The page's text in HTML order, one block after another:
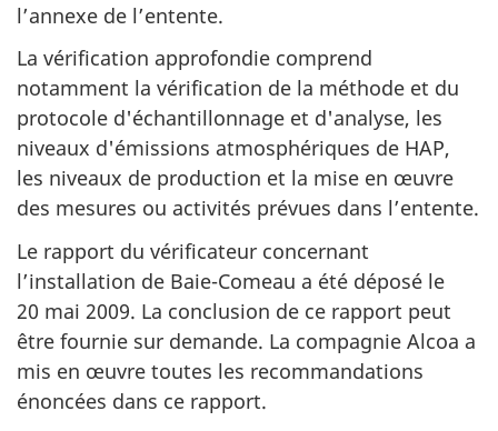
l’annexe de l’entente.
La vérification approfondie comprend
notamment la vérification de la méthode et du
protocole d'échantillonnage et d'analyse, les
niveaux d'émissions atmosphériques de HAP,
les niveaux de production et la mise en œuvre
des mesures ou activités prévues dans l’entente.
Le rapport du vérificateur concernant
l’installation de Baie-Comeau a été déposé le
20 mai 2009. La conclusion de ce rapport peut
être fournie sur demande. La compagnie Alcoa a
mis en œuvre toutes les recommandations
énoncées dans ce rapport.